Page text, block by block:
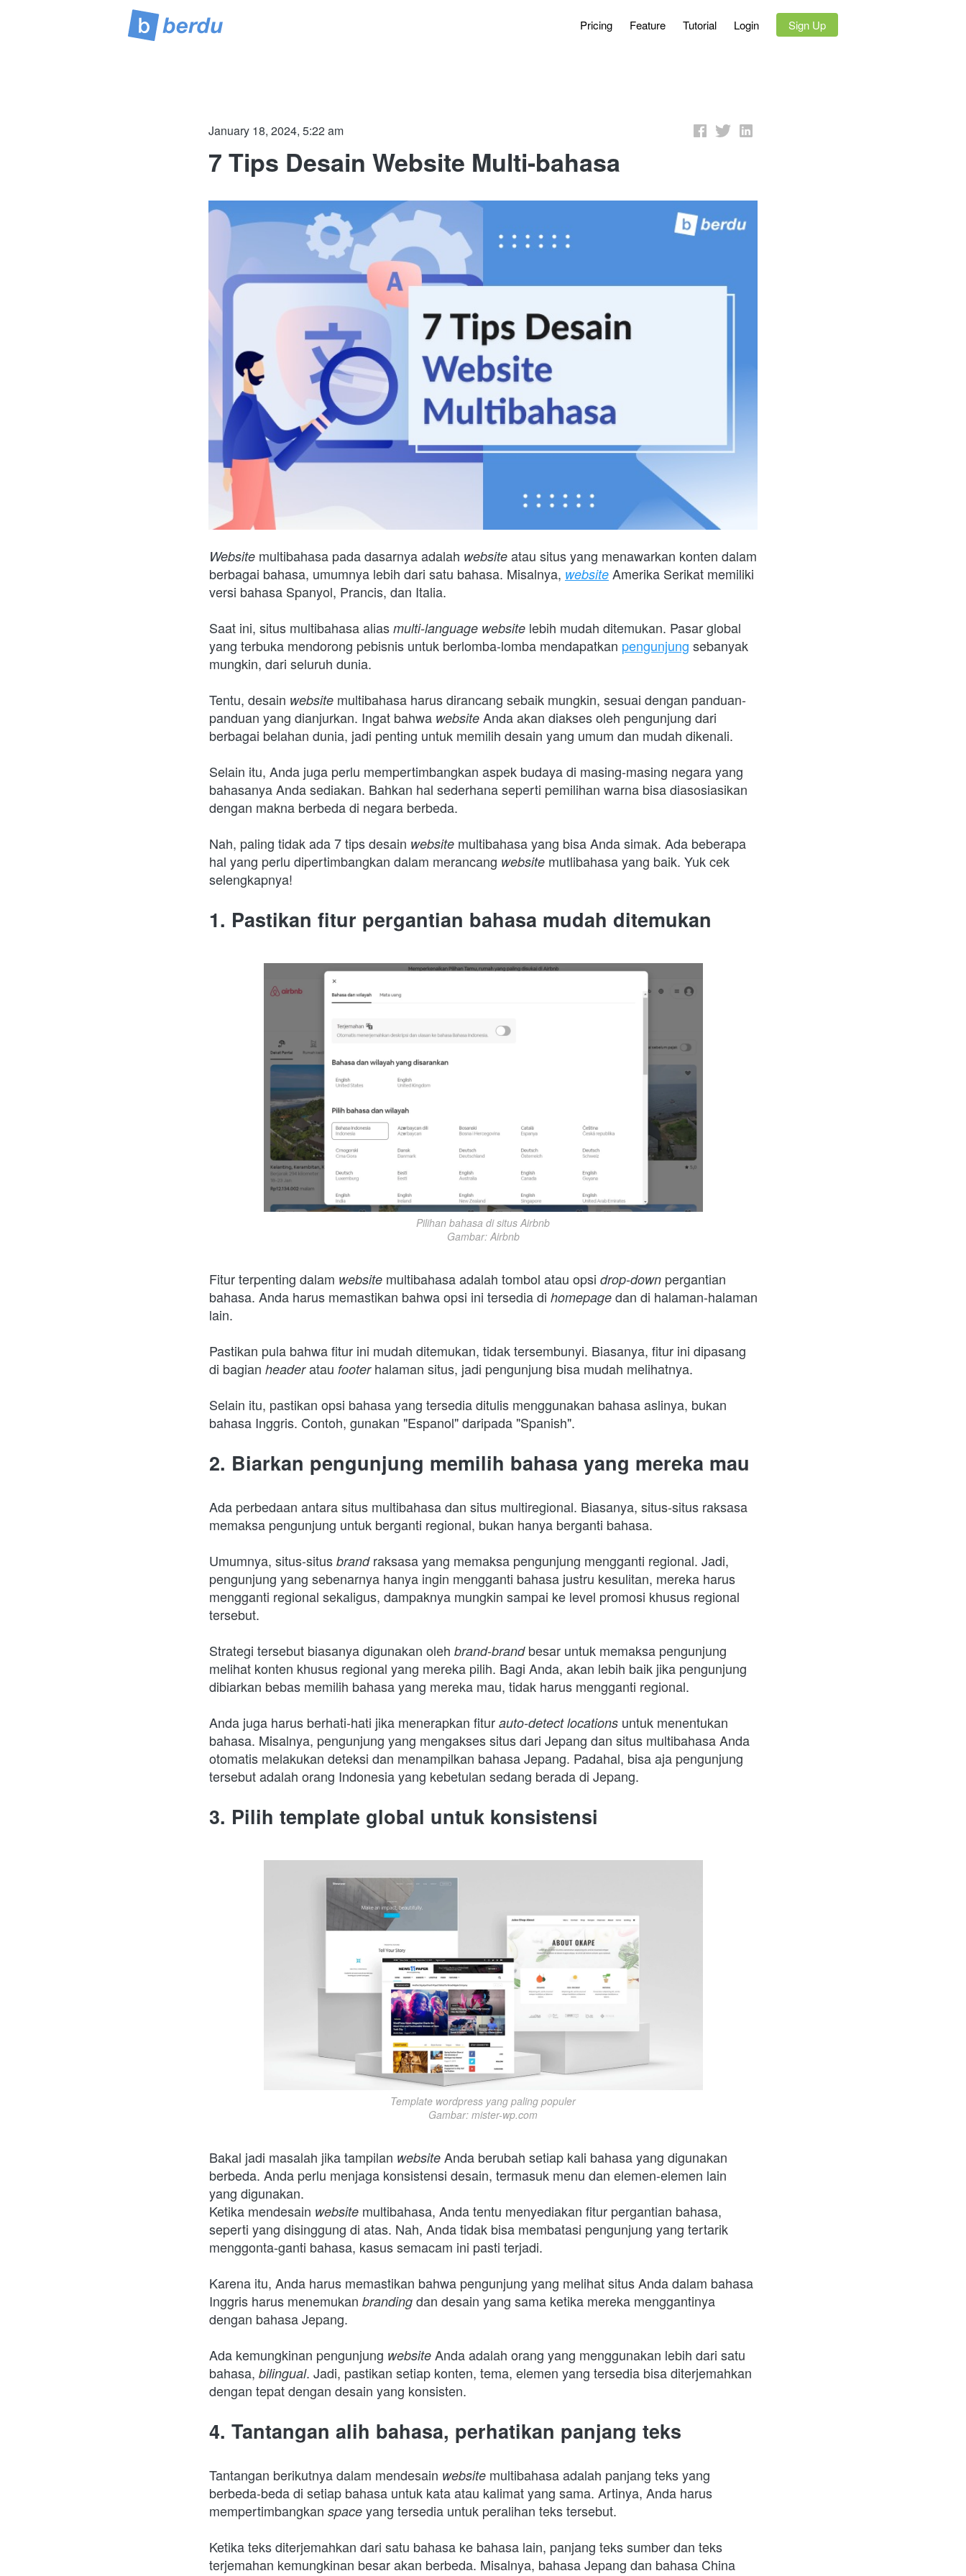
Pricing Feature Tutorial Login `
Sign Up
January 18, 2024, 5:22 am
7 Tips Desain Website Multi-bahasa
Website multibahasa pada dasarnya adalah website atau situs yang menawarkan konten dalam
berbagai bahasa, umumnya lebih dari satu bahasa. Misalnya, website Amerika Serikat memiliki
versi bahasa Spanyol, Prancis, dan Italia.
Saat ini, situs multibahasa alias multi-language website lebih mudah ditemukan. Pasar global
yang terbuka mendorong pebisnis untuk berlomba-lomba mendapatkan pengunjung sebanyak
mungkin, dari seluruh dunia.
Tentu, desain website multibahasa harus dirancang sebaik mungkin, sesuai dengan panduan-
panduan yang dianjurkan. Ingat bahwa website Anda akan diakses oleh pengunjung dari
berbagai belahan dunia, jadi penting untuk memilih desain yang umum dan mudah dikenali.
Selain itu, Anda juga perlu mempertimbangkan aspek budaya di masing-masing negara yang
bahasanya Anda sediakan. Bahkan hal sederhana seperti pemilihan warna bisa diasosiasikan
dengan makna berbeda di negara berbeda.
Nah, paling tidak ada 7 tips desain website multibahasa yang bisa Anda simak. Ada beberapa
hal yang perlu dipertimbangkan dalam merancang website mutlibahasa yang baik. Yuk cek
selengkapnya!
1. Pastikan fitur pergantian bahasa mudah ditemukan
Pilihan bahasa di situs Airbnb
Gambar: Airbnb
Fitur terpenting dalam website multibahasa adalah tombol atau opsi drop-down pergantian
bahasa. Anda harus memastikan bahwa opsi ini tersedia di homepage dan di halaman-halaman
lain.
Pastikan pula bahwa fitur ini mudah ditemukan, tidak tersembunyi. Biasanya, fitur ini dipasang
di bagian header atau footer halaman situs, jadi pengunjung bisa mudah melihatnya.
Selain itu, pastikan opsi bahasa yang tersedia ditulis menggunakan bahasa aslinya, bukan
bahasa Inggris. Contoh, gunakan "Espanol" daripada "Spanish".
2. Biarkan pengunjung memilih bahasa yang mereka mau
Ada perbedaan antara situs multibahasa dan situs multiregional. Biasanya, situs-situs raksasa
memaksa pengunjung untuk berganti regional, bukan hanya berganti bahasa.
Umumnya, situs-situs brand raksasa yang memaksa pengunjung mengganti regional. Jadi,
pengunjung yang sebenarnya hanya ingin mengganti bahasa justru kesulitan, mereka harus
mengganti regional sekaligus, dampaknya mungkin sampai ke level promosi khusus regional
tersebut.
Strategi tersebut biasanya digunakan oleh brand-brand besar untuk memaksa pengunjung
melihat konten khusus regional yang mereka pilih. Bagi Anda, akan lebih baik jika pengunjung
dibiarkan bebas memilih bahasa yang mereka mau, tidak harus mengganti regional.
Anda juga harus berhati-hati jika menerapkan fitur auto-detect locations untuk menentukan
bahasa. Misalnya, pengunjung yang mengakses situs dari Jepang dan situs multibahasa Anda
otomatis melakukan deteksi dan menampilkan bahasa Jepang. Padahal, bisa aja pengunjung
tersebut adalah orang Indonesia yang kebetulan sedang berada di Jepang.
3. Pilih template global untuk konsistensi
Template wordpress yang paling populer
Gambar: mister-wp.com
Bakal jadi masalah jika tampilan website Anda berubah setiap kali bahasa yang digunakan
berbeda. Anda perlu menjaga konsistensi desain, termasuk menu dan elemen-elemen lain
yang digunakan.
Ketika mendesain website multibahasa, Anda tentu menyediakan fitur pergantian bahasa,
seperti yang disinggung di atas. Nah, Anda tidak bisa membatasi pengunjung yang tertarik
menggonta-ganti bahasa, kasus semacam ini pasti terjadi.
Karena itu, Anda harus memastikan bahwa pengunjung yang melihat situs Anda dalam bahasa
Inggris harus menemukan branding dan desain yang sama ketika mereka menggantinya
dengan bahasa Jepang.
Ada kemungkinan pengunjung website Anda adalah orang yang menggunakan lebih dari satu
bahasa, bilingual. Jadi, pastikan setiap konten, tema, elemen yang tersedia bisa diterjemahkan
dengan tepat dengan desain yang konsisten.
4. Tantangan alih bahasa, perhatikan panjang teks
Tantangan berikutnya dalam mendesain website multibahasa adalah panjang teks yang
berbeda-beda di setiap bahasa untuk kata atau kalimat yang sama. Artinya, Anda harus
mempertimbangkan space yang tersedia untuk peralihan teks tersebut.
Ketika teks diterjemahkan dari satu bahasa ke bahasa lain, panjang teks sumber dan teks
terjemahan kemungkinan besar akan berbeda. Misalnya, bahasa Jepang dan bahasa China